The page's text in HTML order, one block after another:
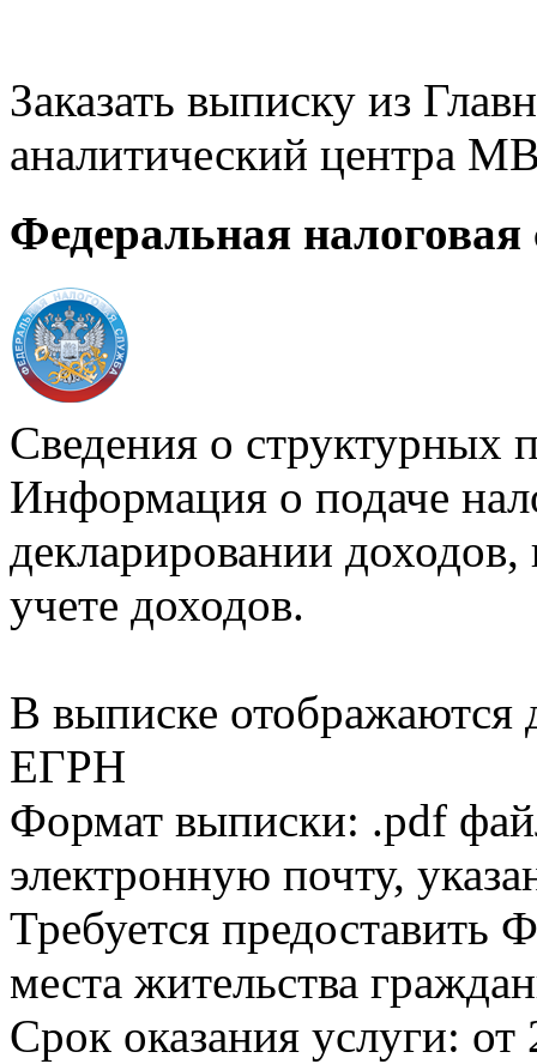
Заказать выписку из
аналитический центра
Федеральная налоговая
Сведения о структурных
Информация о подаче
декларировании доходов,
учете доходов.
В выписке
ЕГРН
Формат выписки: .pdf
электронную почту,
Требуется
места жительства
Срок оказания услуги: от